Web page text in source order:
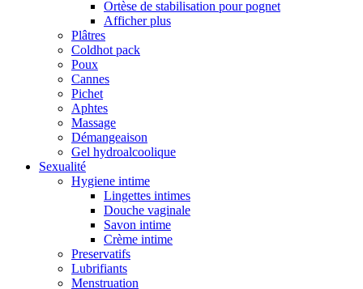
Ortèse de stabilisation pour pognet
Afficher plus
Plâtres
Coldhot pack
Poux
Cannes
Pichet
Aphtes
Massage
Démangeaison
Gel hydroalcoolique
Sexualité
Hygiene intime
Lingettes intimes
Douche vaginale
Savon intime
Crème intime
Preservatifs
Lubrifiants
Menstruation